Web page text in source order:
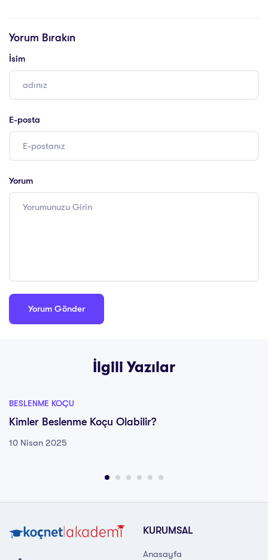
Yorum Bırakın
İsim
E-posta
Yorum
İlgili Yazılar
BESLENME KOÇU
Kimler Beslenme Koçu Olabilir?
10 Nisan 2025
KURUMSAL
Anasayfa